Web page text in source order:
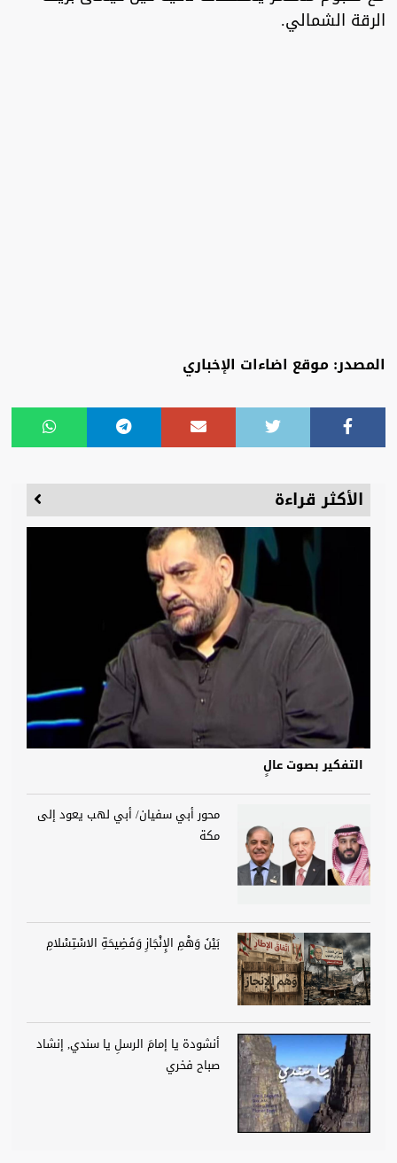
الرقة الشمالي.
المصدر: موقع اضاءات الإخباري
الأكثر قراءة
التفكير بصوت عالٍ
محور أبي سفيان/ أبي لهب يعود إلى
مكة
بَيْنَ وَهْمِ الإِنْجَازِ وَفَضِيحَةِ الاسْتِسْلامِ
أنشودة يا إمامَ الرسلِ يا سندي, إنشاد
صباح فخري